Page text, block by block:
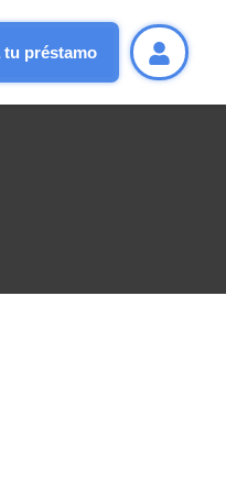
tu préstamo